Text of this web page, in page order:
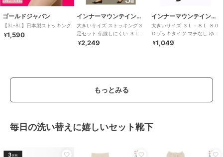
ゴールドジャパン
【3L-8L】日本製ストッキング
¥1,590
インナーマウンテイン９９
大きいサイズ ストッキング３
足セット 伝線しにくい ３Ｌ－
４Ｌ 両面マチ付き ゆったり ず
¥2,249
インナーマウンテイン９９
大きいサイズ ３Ｌ－８Ｌ ８０
Ｄゾッキタイツ マチなし ゆっ
たり のびのび ブラック ベージ
¥1,049
もっとみる
毎日の洗い替えに嬉しいセット靴下